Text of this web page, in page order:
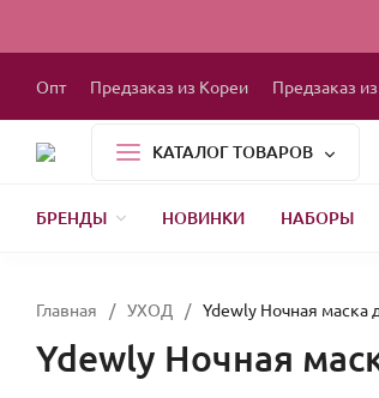
Опт Предзаказ из Кореи Предзаказ
КАТАЛОГ ТОВАРОВ
БРЕНДЫ НОВИНКИ НАБОРЫ
Главная / УХОД / Ydewly Ночная маска
Ydewly Ночная